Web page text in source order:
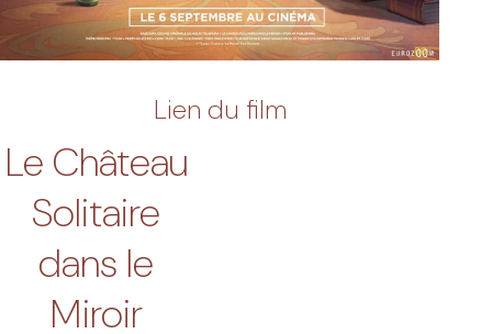
Lien du film
Le Château
Solitaire
dans le
Miroir